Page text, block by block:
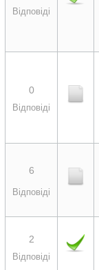
Відповіді
0
Відповіді
6
Відповіді
2
Відповіді